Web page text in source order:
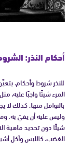
أحكام النذر:
للنذر شروط وأحكام،
المرء شيئًا واجبًا عليه،
بالنوافل منها. كذلك لا
وليس عليه أن يفيَ به. ومن
شيئًا دون تحديد ماهية
الغضب، كاللبس وأكل